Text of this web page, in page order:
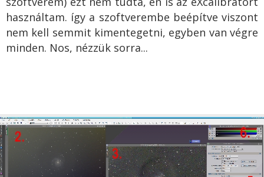
használtam. így a szoftverembe beépítve viszont
nem kell semmit kimentegetni, egyben van végre
minden. Nos, nézzük sorra...